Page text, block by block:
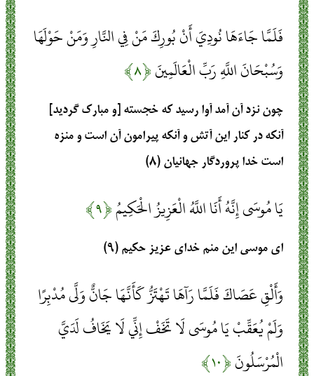
فَلَمَّا جَاءَهَا نُودِيَ أَنْ بُورِكَ مَنْ فِي النَّارِ وَمَنْ حَوْلَهَا
وَسُبْحَانَ اللَّهِ رَبِّ الْعَالَمِينَ﴿۸﴾
چون نزد آن آمد آوا رسيد كه خجسته [و مبارك گرديد]
آنكه در كنار اين آتش و آنكه پيرامون آن است و منزه
است‏ خدا پروردگار جهانيان (۸)
يَا مُوسَى إِنَّهُ أَنَا اللَّهُ الْعَزِيزُ الْحَكِيمُ﴿۹﴾
اى موسى اين منم خداى عزيز حكيم (۹)
وَأَلْقِ عَصَاكَ فَلَمَّا رَآهَا تَهْتَزُّ كَأَنَّهَا جَانٌّ وَلَّى مُدْبِرًا
وَلَمْ يُعَقِّبْ يَا مُوسَى لَا تَخَفْ إِنِّي لَا يَخَافُ لَدَيَّ
الْمُرْسَلُونَ﴿۱۰﴾